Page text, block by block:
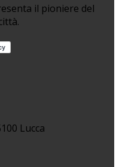
il pioniere del
Lucca